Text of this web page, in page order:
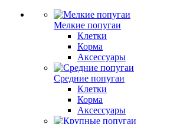
Мелкие попугаи
Клетки
Корма
Аксессуары
Средние попугаи
Клетки
Корма
Аксессуары